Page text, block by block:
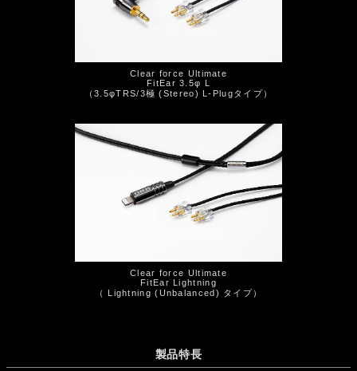
Clear force Ultimate
FitEar 3.5φ L
（3.5φTRS/3極 (Stereo) L-Plugタイプ）
Clear force Ultimate
FitEar Lightning
（ Lightning (Unbalanced) タイプ）
製品特長